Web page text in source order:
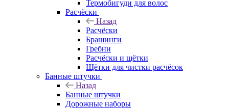
Термобигуди для волос
Расчёски
Назад
Расчёски
Брашинги
Гребни
Расчёски и щётки
Щётки для чистки расчёсок
Банные штучки
Назад
Банные штучки
Дорожные наборы